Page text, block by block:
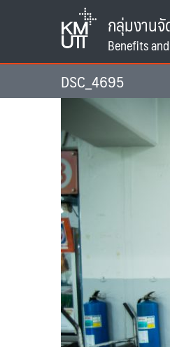
กลุ่มงาน
DSC_4695